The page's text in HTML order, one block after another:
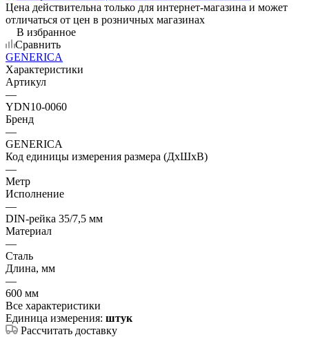
Цена действительна только для интернет-магазина и может
отличаться от цен в розничных магазинах
В избранное
Сравнить
GENERICA
Характеристики
Артикул
—
YDN10-0060
Бренд
—
GENERICA
Код единицы измерения размера (ДхШхВ)
—
Метр
Исполнение
—
DIN-рейка 35/7,5 мм
Материал
—
Сталь
Длина, мм
—
600 мм
Все характеристики
Единица измерения: штук
Рассчитать доставку